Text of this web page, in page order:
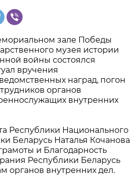
зале Победы
музея истории
войны состоялся
вручения
наград, погон
органов
внутренних
Республики Национального
Беларусь Наталья Кочанова
и Благодарность
Республики Беларусь
органов внутренних дел.